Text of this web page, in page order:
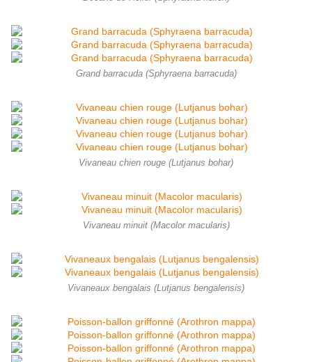
Grand barracuda (Sphyraena barracuda)
Vivaneau chien rouge (Lutjanus bohar)
Vivaneau minuit (Macolor macularis)
Vivaneaux bengalais (Lutjanus bengalensis)